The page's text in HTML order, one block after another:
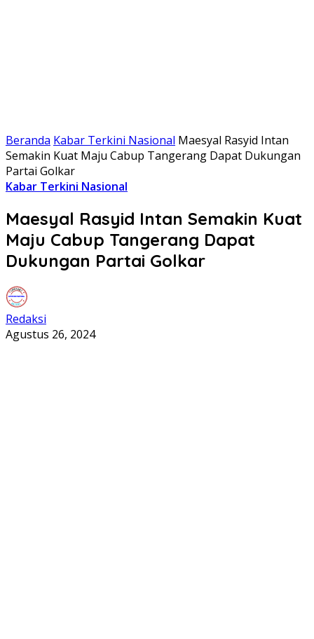
Beranda Kabar Terkini Nasional Maesyal Rasyid Intan
Semakin Kuat Maju Cabup Tangerang Dapat Dukungan
Partai Golkar
Kabar Terkini Nasional
Maesyal Rasyid Intan Semakin Kuat
Maju Cabup Tangerang Dapat
Dukungan Partai Golkar
Redaksi
Agustus 26, 2024